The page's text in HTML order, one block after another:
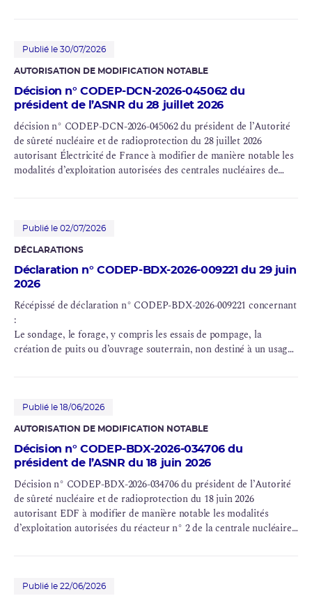
Publié le 30/07/2026
AUTORISATION DE MODIFICATION NOTABLE
Décision n° CODEP-DCN-2026-045062 du
président de l’ASNR du 28 juillet 2026
décision n° CODEP-DCN-2026-045062 du président de l’Autorité
de sûreté nucléaire et de radioprotection du 28 juillet 2026
autorisant Électricité de France à modifier de manière notable les
modalités d’exploitation autorisées des centrales nucléaires de
Laurent (INB n° 100), Tricastin (INB n° 87 et n° 88), Paluel (INB n°
103, n° 104, n° 114 et n° 115), Flamanville (INB n° 108 et n° 109),
128), Nogent (INB n° 129 et n° 130), Penly (INB n° 136 et n° 140),
Golfech (INB n° 135 et n° 142), Cattenom (INB n° 124, n° 125, n°
126 et n° 137), Chooz (INB n° 139 et n° 144) et Civaux (INB n° 158
et n° 159)
Publié le 02/07/2026
DÉCLARATIONS
Déclaration n° CODEP-BDX-2026-009221 du 29 juin
2026
Récépissé de déclaration n° CODEP-BDX-2026-009221 concernant
:
Le sondage, le forage, y compris les essais de pompage, la
création de puits ou d’ouvrage souterrain, non destiné à un usage
dans les nappes d’accompagnement de cours d’eau.
Le prélèvements permanents ou temporaires issus d'un forage,
l'exclusion de nappes d'accompagnement de cours d'eau, par
pompage, drainage, dérivation ou tout autre procédé, le volume
total prélevé étant : 2° Supérieur à 10 000 m3/ an mais inférieur à
200 000 m3/ an.
Publié le 18/06/2026
AUTORISATION DE MODIFICATION NOTABLE
Décision n° CODEP-BDX-2026-034706 du
président de l’ASNR du 18 juin 2026
Décision n° CODEP-BDX-2026-034706 du président de l’Autorité
de sûreté nucléaire et de radioprotection du 18 juin 2026
autorisant EDF à modifier de manière notable les modalités
d’exploitation autorisées du réacteur n° 2 de la centrale nucléaire
Publié le 22/06/2026